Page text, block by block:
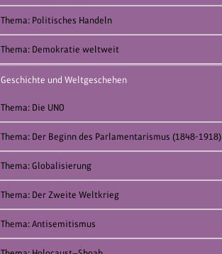
Thema: Politisches Handeln
Thema: Demokratie weltweit
Geschichte und Weltgeschehen
Thema: Die UNO
Thema: Der Beginn des Parlamentarismus (1848-1918)
Thema: Globalisierung
Thema: Der Zweite Weltkrieg
Thema: Antisemitismus